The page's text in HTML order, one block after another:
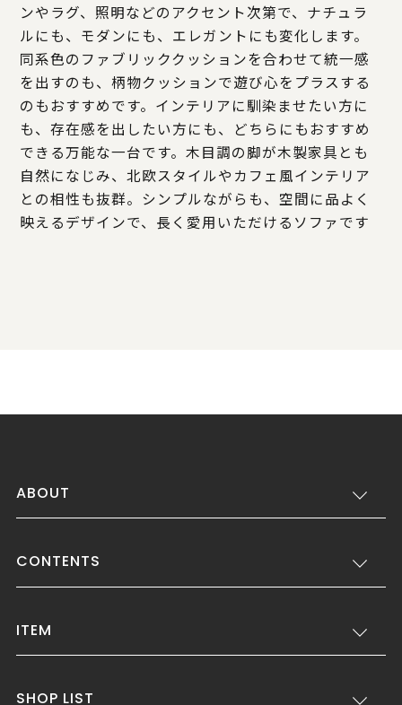
ンやラグ、照明などのアクセント次第で、ナチュラ
ルにも、モダンにも、エレガントにも変化します。
同系色のファブリッククッションを合わせて統一感
を出すのも、柄物クッションで遊び心をプラスする
のもおすすめです。インテリアに馴染ませたい方に
も、存在感を出したい方にも、どちらにもおすすめ
できる万能な一台です。木目調の脚が木製家具とも
自然になじみ、北欧スタイルやカフェ風インテリア
との相性も抜群。シンプルながらも、空間に品よく
映えるデザインで、長く愛用いただけるソファです
ABOUT
CONTENTS
ITEM
SHOP LIST